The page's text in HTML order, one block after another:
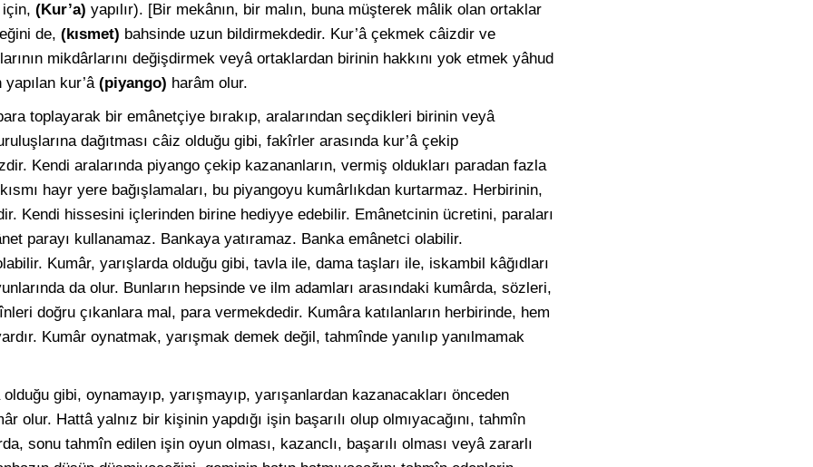
(Kur’a) yapılır). [Bir mekânın, bir malın, buna müşterek mâlik olan ortaklar
de, (kısmet) bahsinde uzun bildirmekdedir. Kur’â çekmek câizdir ve
mikdârlarını değişdirmek veyâ ortaklardan birinin hakkını yok etmek yâhud
kur’â (piyango) harâm olur.
toplayarak bir emânetçiye bırakıp, aralarından seçdikleri birinin veyâ
dağıtması câiz olduğu gibi, fakîrler arasında kur’â çekip
Kendi aralarında piyango çekip kazananların, vermiş oldukları paradan fazla
hayr yere bağışlamaları, bu piyangoyu kumârlıkdan kurtarmaz. Herbirinin,
Kendi hissesini içlerinden birine hediyye edebilir. Emânetcinin ücretini, paraları
parayı kullanamaz. Bankaya yatıramaz. Banka emânetci olabilir.
Kumâr, yarışlarda olduğu gibi, tavla ile, dama taşları ile, iskambil kâğıdları
da olur. Bunların hepsinde ve ilm adamları arasındaki kumârda, sözleri,
doğru çıkanlara mal, para vermekdedir. Kumâra katılanların herbirinde, hem
Kumâr oynatmak, yarışmak demek değil, tahmînde yanılıp yanılmamak
gibi, oynamayıp, yarışmayıp, yarışanlardan kazanacakları önceden
olur. Hattâ yalnız bir kişinin yapdığı işin başarılı olup olmıyacağını, tahmîn
sonu tahmîn edilen işin oyun olması, kazanclı, başarılı olması veyâ zararlı